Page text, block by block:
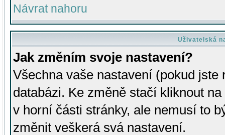
Návrat nahoru
Uživatelská
Jak změním svoje nastavení?
Všechna vaše nastavení (pokud
databázi. Ke změně stačí kliknout
v horní části stránky, ale nemusí to
změnit veškerá svá nastavení.